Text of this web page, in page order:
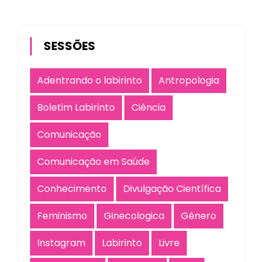
SESSÕES
Adentrando o labirinto
Antropologia
Boletim Labirinto
Ciência
Comunicação
Comunicação em Saúde
Conhecimento
Divulgação Científica
Feminismo
Ginecologica
Gênero
Instagram
Labirinto
Livre